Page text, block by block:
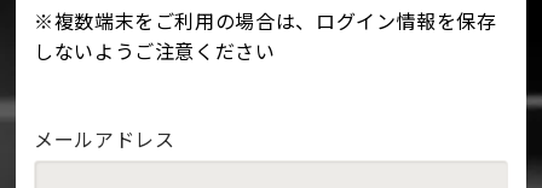
※複数端末をご利用の場合は、ログイン情報を保存
しないようご注意ください
メールアドレス